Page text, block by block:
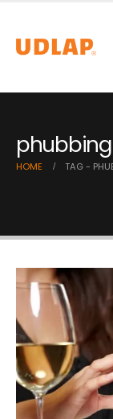
phubbing
HOME TAG -